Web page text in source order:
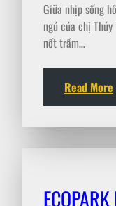
Giữa nhịp sống
ngủ của chị
nốt trầm…
Read More